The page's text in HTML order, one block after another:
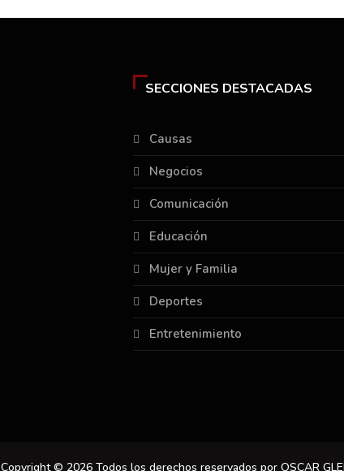
SECCIONES DESTACADAS
Causas
Negocios
Comunicación
Educación
Mujer y Familia
Deportes
Entretenimiento
Copyright © 2026 Todos los derechos reservados por OSCAR